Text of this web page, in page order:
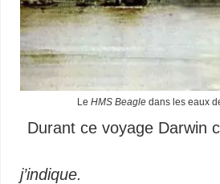
Le HMS Beagledans les eaux
Durant ce voyage Darwin
j’indique.